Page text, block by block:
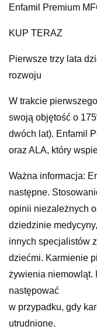
Enfamil Premium
KUP TERAZ
Pierwsze trzy lata
rozwoju
W trakcie
swoją objętość o
dwóch lat). Enfamil
oraz ALA, który
Ważna informacja:
następne.
opinii niezależnych
dziedzinie
innych specjalistów
dziećmi. Karmienie
żywienia niemowląt.
następować
w przypadku, gdy
utrudnione.